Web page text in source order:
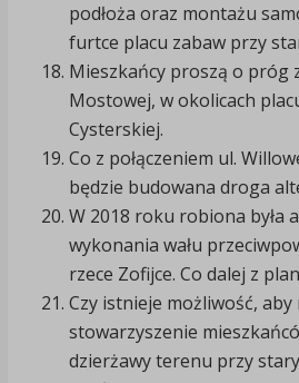
podłoża oraz montażu
furtce placu zabaw przy
Mieszkańcy proszą o próg
Mostowej, w okolicach
Cysterskiej.
Co z połączeniem ul.
będzie budowana droga
W 2018 roku robiona była
wykonania wału
rzece Zofijce. Co dalej z
Czy istnieje możliwość, aby
stowarzyszenie
dzierżawy terenu przy